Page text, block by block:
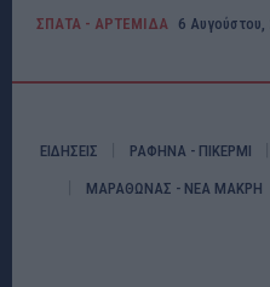
ΣΠΑΤΑ - ΑΡΤΕΜΙΔΑ 6 Αυγούστου,
ΕΙΔΗΣΕΙΣ ΡΑΦΗΝΑ - ΠΙΚΕΡΜΙ
ΜΑΡΑΘΩΝΑΣ - ΝΕΑ ΜΑΚΡΗ